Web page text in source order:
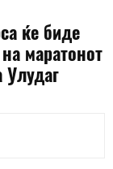
ќе биде
маратонот
Улудаг